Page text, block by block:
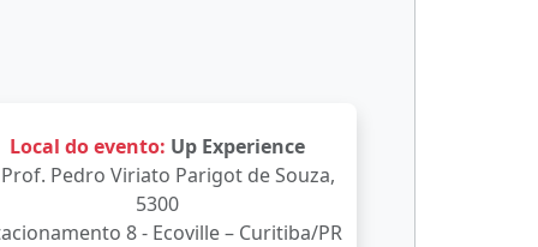
Local do evento: Up Experience
Prof. Pedro Viriato Parigot de Souza,
5300
8 - Ecoville – Curitiba/PR